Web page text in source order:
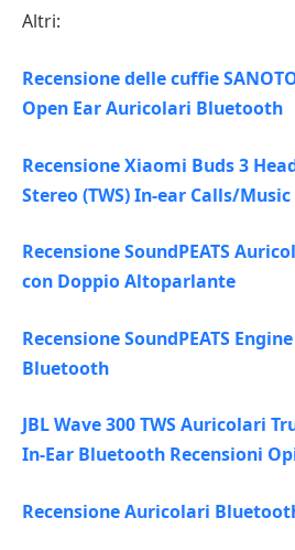
Altri:
Recensione delle cuffie
Open Ear Auricolari Bluetooth
Recensione Xiaomi Buds 3
Stereo (TWS) In-ear Calls/
Recensione SoundPEATS
con Doppio Altoparlante
Recensione SoundPEATS
Bluetooth
JBL Wave 300 TWS Auricolari
In-Ear Bluetooth Recensioni
Recensione Auricolari